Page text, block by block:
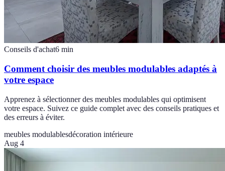
Conseils d'achat6 min
Comment choisir des meubles modulables adaptés à
votre espace
Apprenez à sélectionner des meubles modulables qui optimisent
votre espace. Suivez ce guide complet avec des conseils pratiques et
des erreurs à éviter.
meubles modulablesdécoration intérieure
Aug 4